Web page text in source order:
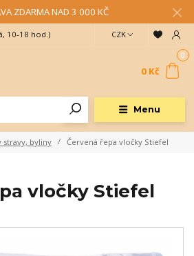
ZDARMA NAD 3 000 KČ
Menu
CZK
10-18 hod.)
0
0 Kč
stravy, byliny Červená řepa vločky Stiefel
vločky Stiefel